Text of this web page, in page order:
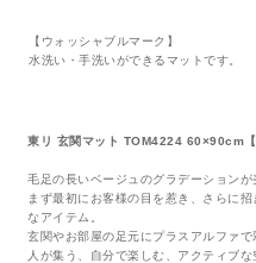
【ウォッシャブルマーク】
水洗い・手洗いができるマットです。
東リ 玄関マット TOM4224 60×90cm【
毛足の長いベージュのグラデーションが
まず最初にお客様の目を惹き、さらに
なアイテム。
玄関やお部屋の足元にプラスアルファで
人が集う、自分で楽しむ、アクティブ